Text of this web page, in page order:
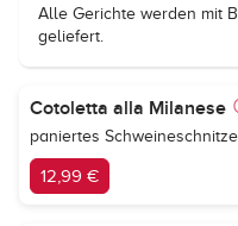
Alle Gerichte werden mit
geliefert.
Cotoletta alla Milanese
paniertes
12,99 €